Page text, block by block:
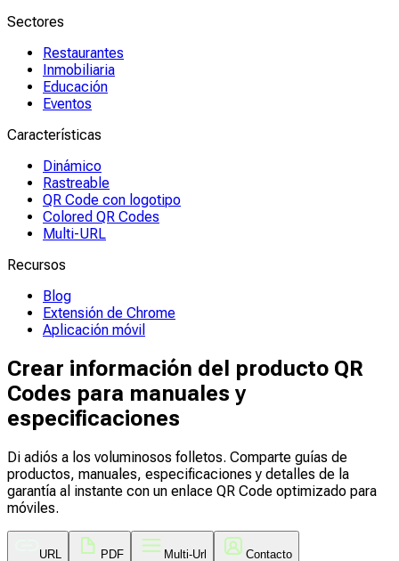
Sectores
Restaurantes
Inmobiliaria
Educación
Eventos
Características
Dinámico
Rastreable
QR Code con logotipo
Colored QR Codes
Multi-URL
Recursos
Blog
Extensión de Chrome
Aplicación móvil
Crear información del producto QR
Codes para manuales y
especificaciones
Di adiós a los voluminosos folletos. Comparte guías de
productos, manuales, especificaciones y detalles de la
garantía al instante con un enlace QR Code optimizado para
móviles.
URL PDF Multi-Url Contacto